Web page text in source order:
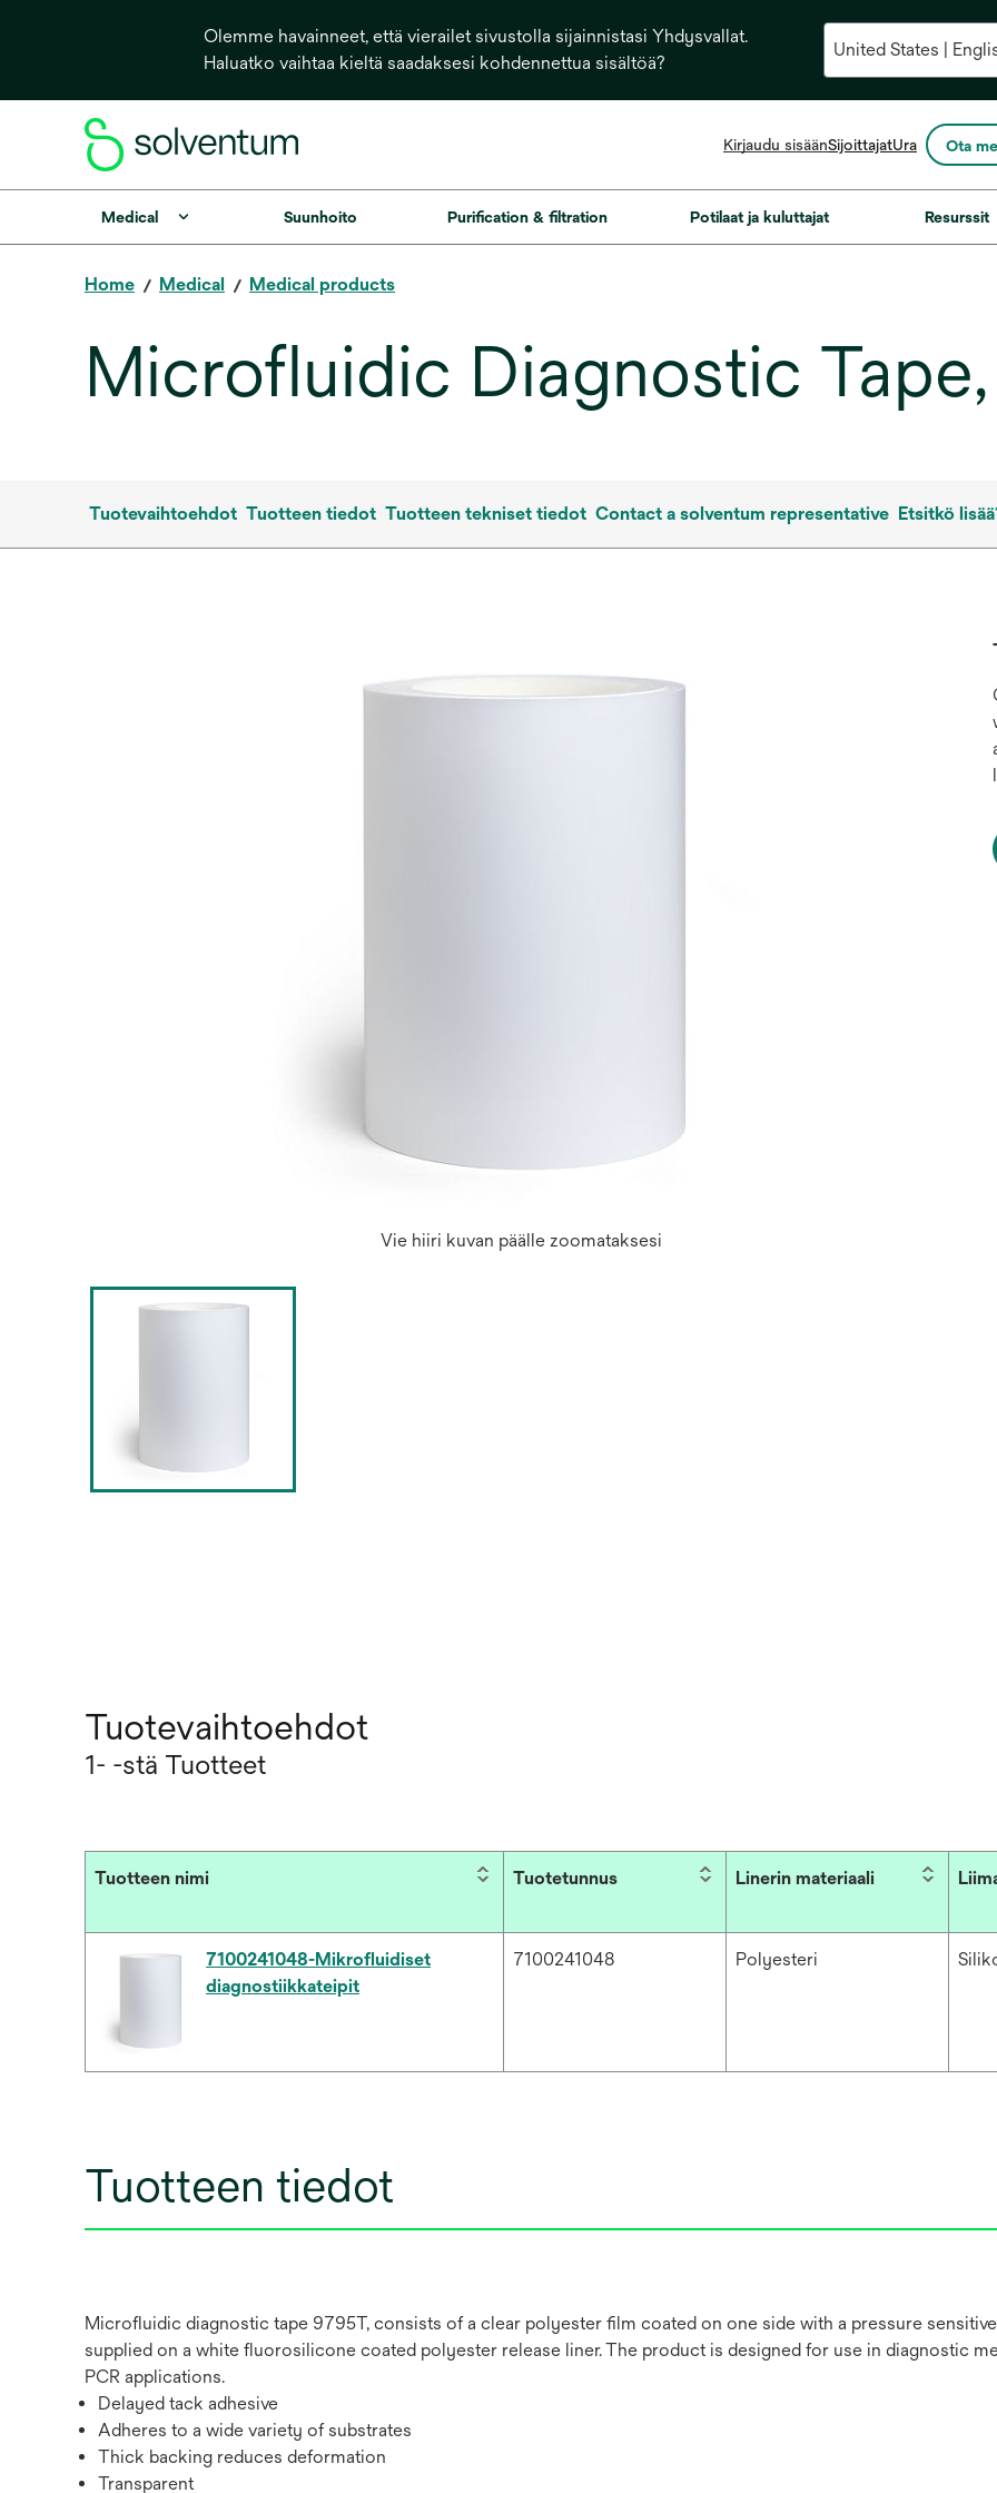
Olemme havainneet, että vierailet sivustolla sijainnistasi Yhdysvallat.
Haluatko vaihtaa kieltä saadaksesi kohdennettua sisältöä?
Kirjaudu sisäänSijoittajatopens
a
Ura Ota
Medical Suunhoito Purification & filtration Potilaat ja kuluttajat Resurssit
Home Medical Medical products
Microfluidic Diagnostic
Tuotevaihtoehdot Tuotteen tiedot Tuotteen tekniset tiedot Contact a solventum representative Etsitkö
Vie hiiri kuvan päälle zoomataksesi
Tuotevaihtoehdot
1- -stä Tuotteet
Tuotteen nimi Tuotetunnus Linerin materiaali
7100241048-Mikrofluidiset
diagnostiikkateipit
7100241048 Polyesteri
Tuotteen tiedot
Microfluidic diagnostic tape 9795T, consists of a clear polyester film coated on one side with a pressure
supplied on a white fluorosilicone coated polyester release liner. The product is designed for use in diagnostic
PCR applications.
Delayed tack adhesive
Adheres to a wide variety of substrates
Thick backing reduces deformation
Transparent